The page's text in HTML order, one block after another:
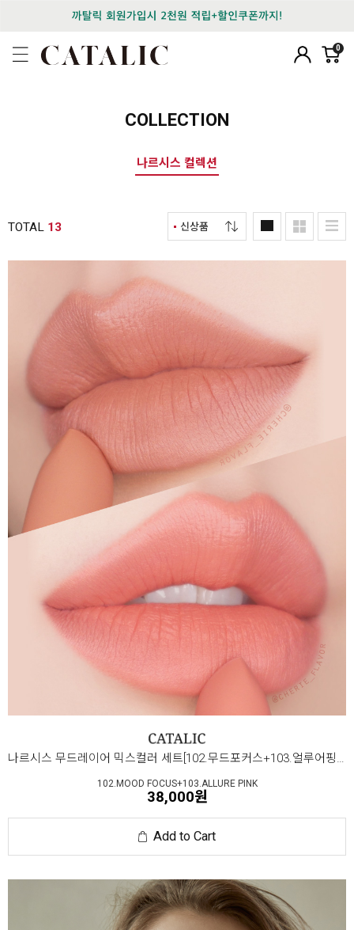
0
COLLECTION
나르시스 컬렉션
TOTAL 13
나르시스 무드레이어 믹스컬러 세트[102.무드포커스+103.얼루어핑크]
102.MOOD FOCUS+103.ALLURE PINK
38,000원
Add to Cart